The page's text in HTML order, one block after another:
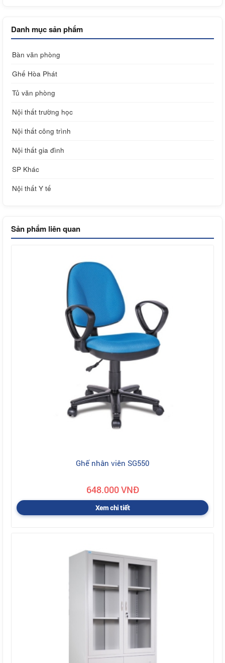
Danh mục sản phẩm
Bàn văn phòng
Ghế Hòa Phát
Tủ văn phòng
Nội thất trường học
Nội thất công trình
Nội thất gia đình
SP Khác
Nội thất Y tế
Sản phẩm liên quan
Ghế nhân viên SG550
648.000 VNĐ
Xem chi tiết